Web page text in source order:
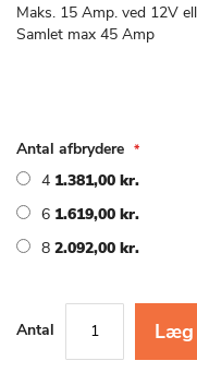
Maks. 15 Amp. ved 12V
Samlet max 45 Amp
Antal afbrydere
4 1.381,00 kr.
6 1.619,00 kr.
8 2.092,00 kr.
Antal